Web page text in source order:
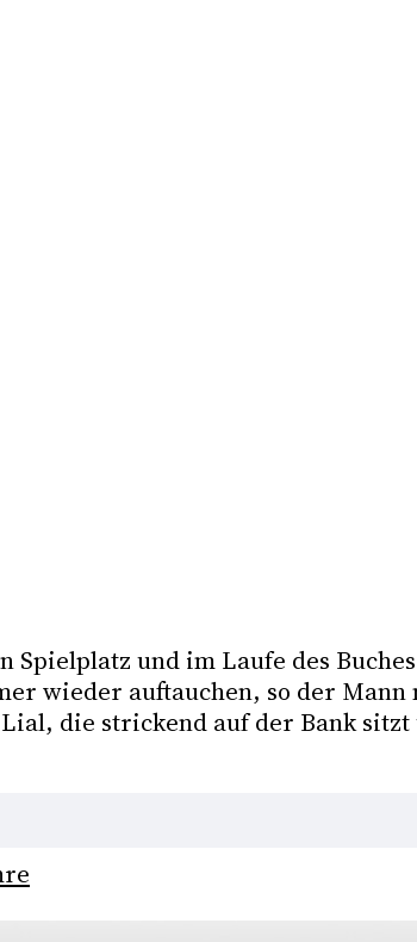
Spielplatz und im Laufe des
wieder auftauchen, so der
die strickend auf der Bank